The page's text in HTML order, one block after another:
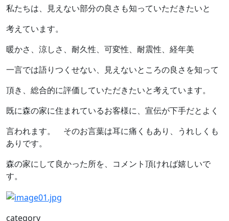
私たちは、見えない部分の良さも知っていただきたいと
考えています。
暖かさ、涼しさ、耐久性、可変性、耐震性、経年美
一言では語りつくせない、見えないところの良さを知って
頂き、総合的に評価していただきたいと考えています。
既に森の家に住まれているお客様に、宣伝が下手だとよく
言われます。 そのお言葉は耳に痛くもあり、うれしくも
ありです。
森の家にして良かった所を、コメント頂ければ嬉しいで
す。
category